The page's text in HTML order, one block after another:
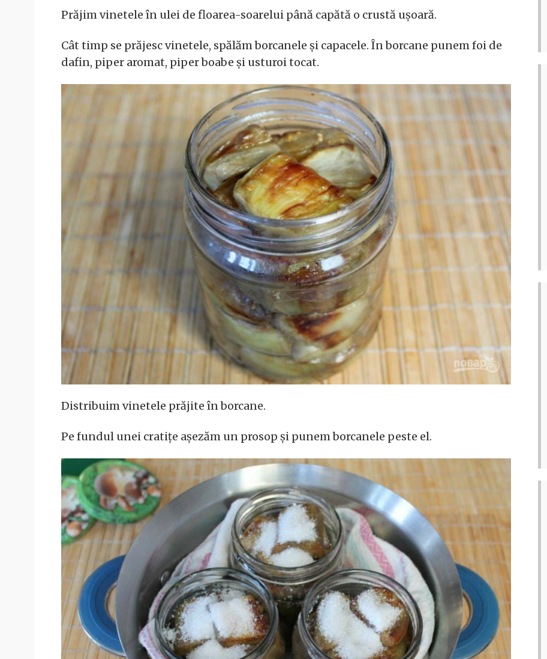
Prăjim vinetele în ulei de floarea-soarelui până capătă o crustă ușoară.
Cât timp se prăjesc vinetele, spălăm borcanele și capacele. În borcane punem foi de
dafin, piper aromat, piper boabe și usturoi tocat.
Distribuim vinetele prăjite în borcane.
Pe fundul unei cratițe așezăm un prosop și punem borcanele peste el.